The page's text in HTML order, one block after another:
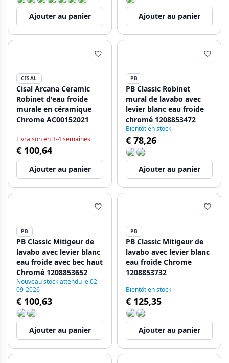
Ajouter au panier Ajouter au panier
CISAL
Cisal Arcana Ceramic
Robinet d'eau froide
murale en céramique
Chrome AC00152021
Livraison en 3-4 semaines
€ 100,64
Ajouter au panier
PB
PB Classic Robinet
mural de lavabo avec
levier blanc eau froide
chromé 1208853472
Bientôt en stock
€ 78,26
Ajouter au panier
PB
PB Classic Mitigeur de
lavabo avec levier blanc
eau froide avec bec haut
Chromé 1208853652
Nouveau stock attendu le 02-
09-2026
€ 100,63
Ajouter au panier
PB
PB Classic Mitigeur de
lavabo avec levier blanc
eau froide Chrome
1208853732
Bientôt en stock
€ 125,35
Ajouter au panier